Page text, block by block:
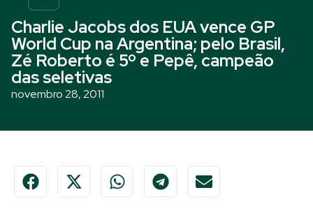
Charlie Jacobs dos EUA vence GP
World Cup na Argentina; pelo Brasil,
Zé Roberto é 5º e Pepê, campeão
das seletivas
novembro 28, 2011